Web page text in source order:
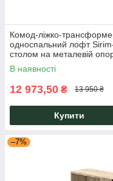
Комод-ліжко-
односпальний лофт Sirim-
столом на металевій
для дому, офісу Knap Knap
В наявності
12 973,50 ₴ 13 950 ₴
Купити
–7%